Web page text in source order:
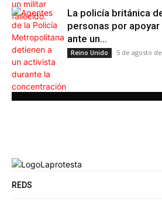
La policía británica
personas por
ante un...
Reino Unido 5 de agosto
REDS